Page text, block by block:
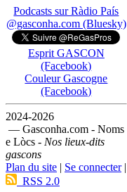
Podcasts sur Ràdio País
@gasconha.com (Bluesky)
Esprit GASCON
(Facebook)
Couleur Gascogne
(Facebook)
2024-2026
— Gasconha.com - Noms
e Lòcs - Nos lieux-dits
gascons
Plan du site | Se connecter|
RSS 2.0